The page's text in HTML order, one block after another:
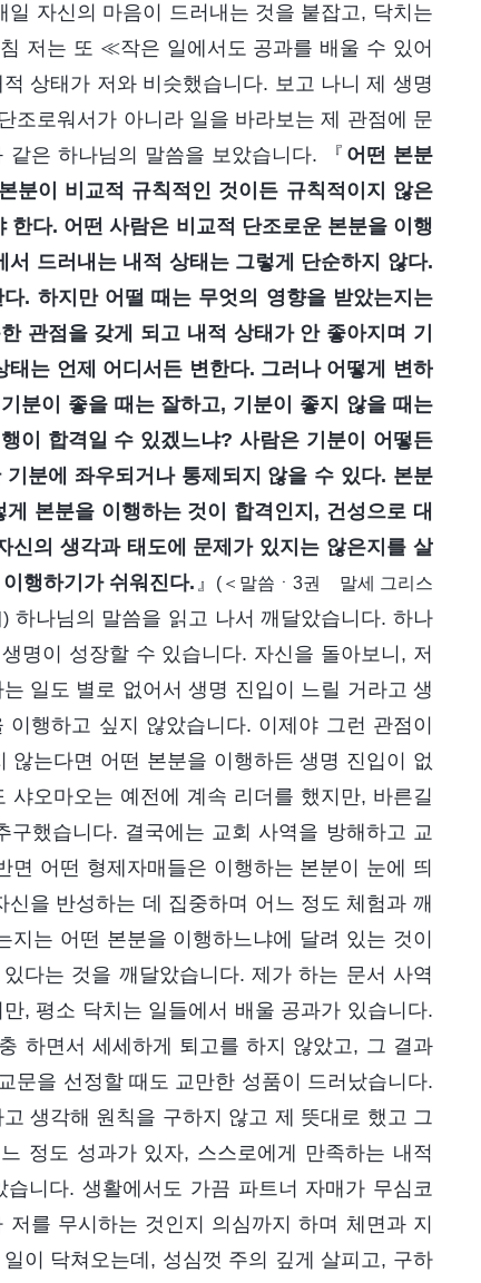
자신의 마음이 드러내는 것을 붙잡고, 닥치는
저는 또 ≪작은 일에서도 공과를 배울 수 있어
상태가 저와 비슷했습니다. 보고 나니 제 생명
조로워서가 아니라 일을 바라보는 제 관점에 문
은 하나님의 말씀을 보았습니다. 『 어떤 본분
분이 비교적 규칙적인 것이든 규칙적이지 않은
다. 어떤 사람은 비교적 단조로운 본분을 이행
드러내는 내적 상태는 그렇게 단순하지 않다.
. 하지만 어떨 때는 무엇의 영향을 받았는지는
관점을 갖게 되고 내적 상태가 안 좋아지며 기
는 언제 어디서든 변한다. 그러나 어떻게 변하
분이 좋을 때는 잘하고, 기분이 좋지 않을 때는
이 합격일 수 있겠느냐? 사람은 기분이 어떻든
분에 좌우되거나 통제되지 않을 수 있다. 본분
본분을 이행하는 것이 합격인지, 건성으로 대
의 생각과 태도에 문제가 있지는 않은지를 살
행하기가 쉬워진다.』
(＜말씀ㆍ3권 말세 그리스
하나님의 말씀을 읽고 나서 깨달았습니다. 하나
명이 성장할 수 있습니다. 자신을 돌아보니, 저
일도 별로 없어서 생명 진입이 느릴 거라고 생
행하고 싶지 않았습니다. 이제야 그런 관점이
않는다면 어떤 본분을 이행하든 생명 진입이 없
오마오는 예전에 계속 리더를 했지만, 바른길
했습니다. 결국에는 교회 사역을 방해하고 교
어떤 형제자매들은 이행하는 본분이 눈에 띄
을 반성하는 데 집중하며 어느 정도 체험과 깨
는 어떤 본분을 이행하느냐에 달려 있는 것이
다는 것을 깨달았습니다. 제가 하는 문서 사역
, 평소 닥치는 일들에서 배울 공과가 있습니다.
하면서 세세하게 퇴고를 하지 않았고, 그 결과
문을 선정할 때도 교만한 성품이 드러났습니다.
생각해 원칙을 구하지 않고 제 뜻대로 했고 그
정도 성과가 있자, 스스로에게 만족하는 내적
니다. 생활에서도 가끔 파트너 자매가 무심코
를 무시하는 것인지 의심까지 하며 체면과 지
이 닥쳐오는데, 성심껏 주의 깊게 살피고, 구하